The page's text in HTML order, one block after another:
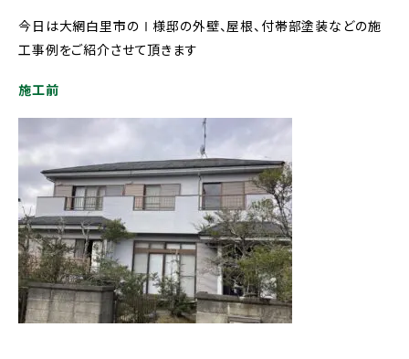
今日は大網白里市のⅠ様邸の外壁、屋根、付帯部塗装などの施
工事例をご紹介させて頂きます
施工前